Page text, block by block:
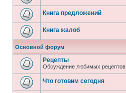
Книга предложений
Книга жалоб
Основной форум
Рецепты
Обсуждение любимых рецептов
Что готовим сегодня